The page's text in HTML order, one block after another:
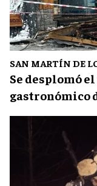
SAN MARTÍN DE
Se desplomó
gastronómico